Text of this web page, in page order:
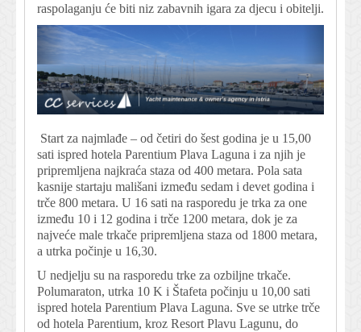
raspolaganju će biti niz zabavnih igara za djecu i obitelji.
Start za najmlađe – od četiri do šest godina je u 15,00
sati ispred hotela Parentium Plava Laguna i za njih je
pripremljena najkraća staza od 400 metara. Pola sata
kasnije startaju mališani između sedam i devet godina i
trče 800 metara. U 16 sati na rasporedu je trka za one
između 10 i 12 godina i trče 1200 metara, dok je za
najveće male trkače pripremljena staza od 1800 metara,
a utrka počinje u 16,30.
U nedjelju su na rasporedu trke za ozbiljne trkače.
Polumaraton, utrka 10 K i Štafeta počinju u 10,00 sati
ispred hotela Parentium Plava Laguna. Sve se utrke trče
od hotela Parentium, kroz Resort Plavu Lagunu, do